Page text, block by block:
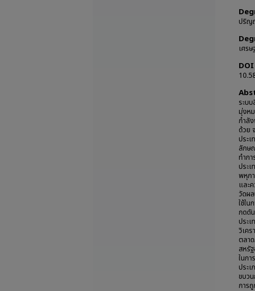
ปริญ
เศร
DOI
ระบ
มุ่งห
กำลั
ด้วย
ประ
ลักษ
ทำก
ประ
พหุภ
และ
วัดผ
ใช้ใ
กดดั
ประ
วิเค
ตลา
สหรั
ในก
ประ
ขบว
การ